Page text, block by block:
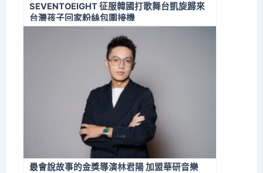
SEVENTOEIGHT 征服韓國打歌舞台凱旋歸來
台灣孩子回家粉絲包圍接機
最會說故事的金獎導演林君陽 加盟華研音樂